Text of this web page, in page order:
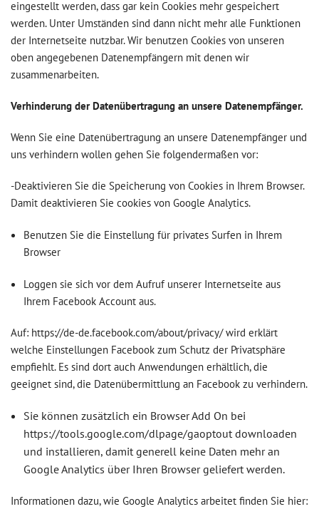
eingestellt werden, dass gar kein Cookies mehr gespeichert
werden. Unter Umständen sind dann nicht mehr alle Funktionen
der Internetseite nutzbar. Wir benutzen Cookies von unseren
oben angegebenen Datenempfängern mit denen wir
zusammenarbeiten.
Verhinderung der Datenübertragung an unsere Datenempfänger.
Wenn Sie eine Datenübertragung an unsere Datenempfänger und
uns verhindern wollen gehen Sie folgendermaßen vor:
-Deaktivieren Sie die Speicherung von Cookies in Ihrem Browser.
Damit deaktivieren Sie cookies von Google Analytics.
Benutzen Sie die Einstellung für privates Surfen in Ihrem
Browser
Loggen sie sich vor dem Aufruf unserer Internetseite aus
Ihrem Facebook Account aus.
Auf: https://de-de.facebook.com/about/privacy/ wird erklärt
welche Einstellungen Facebook zum Schutz der Privatsphäre
empfiehlt. Es sind dort auch Anwendungen erhältlich, die
geeignet sind, die Datenübermittlung an Facebook zu verhindern.
Sie können zusätzlich ein Browser Add On bei
https://tools.google.com/dlpage/gaoptout downloaden
und installieren, damit generell keine Daten mehr an
Google Analytics über Ihren Browser geliefert werden.
Informationen dazu, wie Google Analytics arbeitet finden Sie hier: